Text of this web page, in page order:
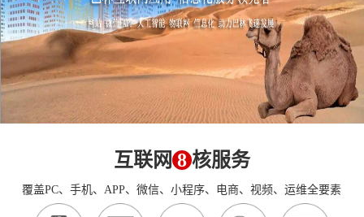
互联网 8 核服务
覆盖PC、手机、APP、微信、小程序、电商、视频、运维全要素